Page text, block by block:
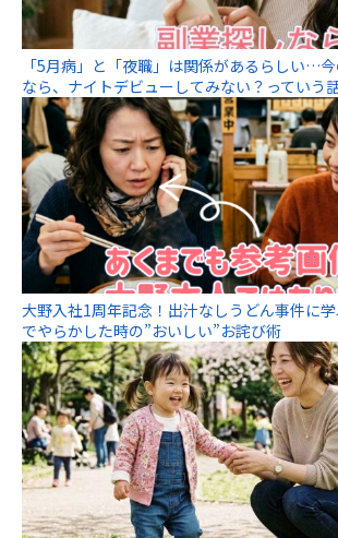
「5月病」と「夜職」は関係があるらしい…
なら、ナイトデビューしてみない？っていう
大野入社1周年記念！出汁なしうどん事件に
でやらかした時の”おいしい”お詫び術